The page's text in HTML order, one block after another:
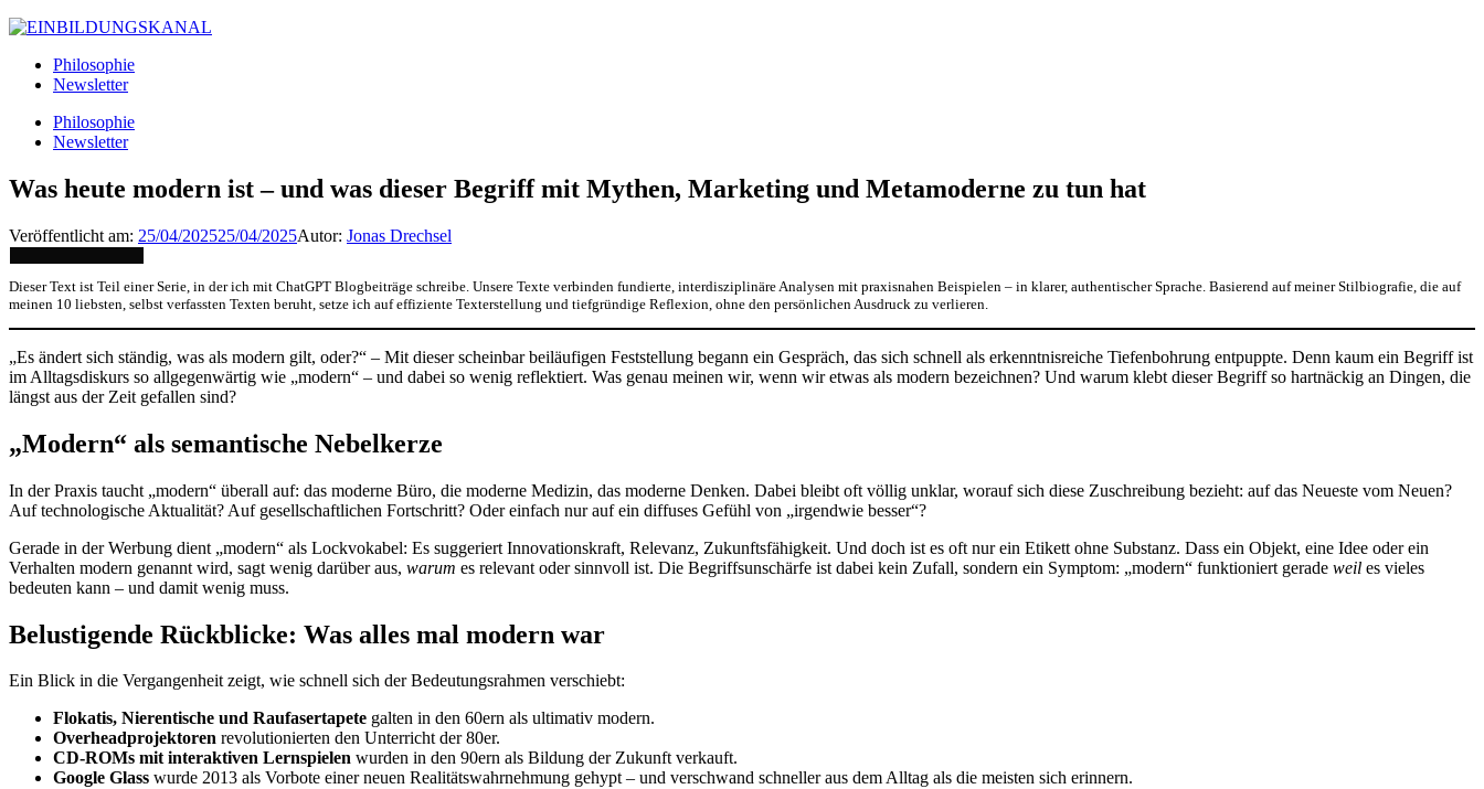
Philosophie
Newsletter
Philosophie
Newsletter
Was heute modern ist – und was dieser Begriff mit Mythen, Marketing und Metamoderne zu tun hat
Veröffentlicht am: 25/04/202525/04/2025Autor: Jonas Drechsel
Dieser Text ist Teil einer Serie, in der ich mit ChatGPT Blogbeiträge schreibe. Unsere Texte verbinden fundierte, interdisziplinäre Analysen mit praxisnahen Beispielen – in klarer, authentischer Sprache. Basierend auf meiner Stilbiografie, die auf
meinen 10 liebsten, selbst verfassten Texten beruht, setze ich auf effiziente Texterstellung und tiefgründige Reflexion, ohne den persönlichen Ausdruck zu verlieren.
„Es ändert sich ständig, was als modern gilt, oder?“ – Mit dieser scheinbar beiläufigen Feststellung begann ein Gespräch, das sich schnell als erkenntnisreiche Tiefenbohrung entpuppte. Denn kaum ein Begriff ist
im Alltagsdiskurs so allgegenwärtig wie „modern“ – und dabei so wenig reflektiert. Was genau meinen wir, wenn wir etwas als modern bezeichnen? Und warum klebt dieser Begriff so hartnäckig an Dingen, die
längst aus der Zeit gefallen sind?
„Modern“ als semantische Nebelkerze
In der Praxis taucht „modern“ überall auf: das moderne Büro, die moderne Medizin, das moderne Denken. Dabei bleibt oft völlig unklar, worauf sich diese Zuschreibung bezieht: auf das Neueste vom Neuen?
Auf technologische Aktualität? Auf gesellschaftlichen Fortschritt? Oder einfach nur auf ein diffuses Gefühl von „irgendwie besser“?
Gerade in der Werbung dient „modern“ als Lockvokabel: Es suggeriert Innovationskraft, Relevanz, Zukunftsfähigkeit. Und doch ist es oft nur ein Etikett ohne Substanz. Dass ein Objekt, eine Idee oder ein
Verhalten modern genannt wird, sagt wenig darüber aus, warum es relevant oder sinnvoll ist. Die Begriffsunschärfe ist dabei kein Zufall, sondern ein Symptom: „modern“ funktioniert gerade weil es vieles
bedeuten kann – und damit wenig muss.
Belustigende Rückblicke: Was alles mal modern war
Ein Blick in die Vergangenheit zeigt, wie schnell sich der Bedeutungsrahmen verschiebt:
Flokatis, Nierentische und Raufasertapete galten in den 60ern als ultimativ modern.
Overheadprojektoren revolutionierten den Unterricht der 80er.
CD-ROMs mit interaktiven Lernspielen wurden in den 90ern als Bildung der Zukunft verkauft.
Google Glass wurde 2013 als Vorbote einer neuen Realitätswahrnehmung gehypt – und verschwand schneller aus dem Alltag als die meisten sich erinnern.